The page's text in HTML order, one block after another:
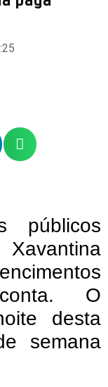
públicos
O
desta
semana